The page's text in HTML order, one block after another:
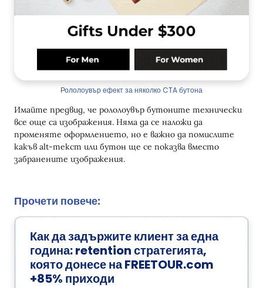
Рололоувър ефект за няколко CTA бутона
Имайте предвид, че рололоувър бутоните технически
все още са изображения. Няма да се наложи да
променяте оформлението, но е важно да помислите
какъв alt-текст или бутон ще се показва вместо
забранените изображения.
Прочети повече:
Как да задържите клиент за една
година: retention стратегията,
която донесе на FREETOUR.com
+85% приходи